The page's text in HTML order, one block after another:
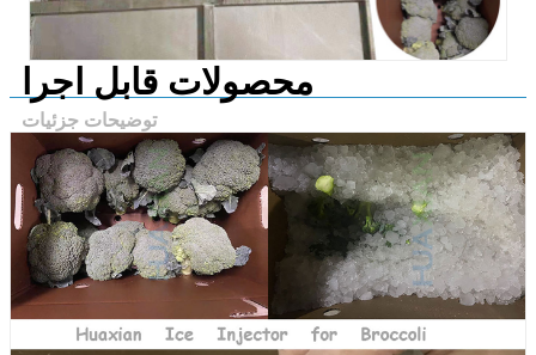
محصولات قابل اجرا
توضیحات جزئیات